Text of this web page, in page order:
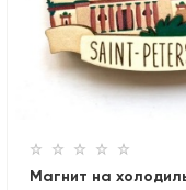
Магнит на